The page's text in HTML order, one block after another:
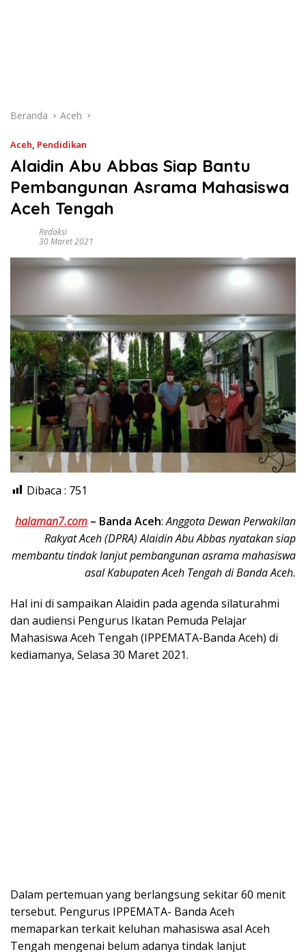
Beranda Aceh
Aceh, Pendidikan
Alaidin Abu Abbas Siap Bantu
Pembangunan Asrama Mahasiswa
Aceh Tengah
Redaksi
30 Maret 2021
Dibaca : 751
halaman7.com – Banda Aceh:Anggota Dewan Perwakilan
Rakyat Aceh (DPRA) Alaidin Abu Abbas nyatakan siap
membantu tindak lanjut pembangunan asrama mahasiswa
asal Kabupaten Aceh Tengah di Banda Aceh.
Hal ini di sampaikan Alaidin pada agenda silaturahmi
dan audiensi Pengurus Ikatan Pemuda Pelajar
Mahasiswa Aceh Tengah (IPPEMATA-Banda Aceh) di
kediamanya, Selasa 30 Maret 2021.
Dalam pertemuan yang berlangsung sekitar 60 menit
tersebut. Pengurus IPPEMATA- Banda Aceh
memaparkan terkait keluhan mahasiswa asal Aceh
Tengah mengenai belum adanya tindak lanjut